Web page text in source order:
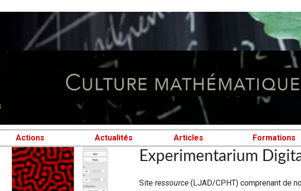
Actions Actualités Articles Formations
Experimentarium
Site ressource (LJAD/CPHT) comprenant de